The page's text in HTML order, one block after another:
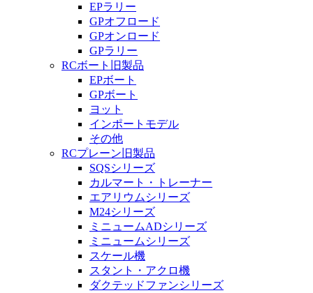
EPラリー
GPオフロード
GPオンロード
GPラリー
RCボート旧製品
EPボート
GPボート
ヨット
インポートモデル
その他
RCプレーン旧製品
SQSシリーズ
カルマート・トレーナー
エアリウムシリーズ
M24シリーズ
ミニュームADシリーズ
ミニュームシリーズ
スケール機
スタント・アクロ機
ダクテッドファンシリーズ